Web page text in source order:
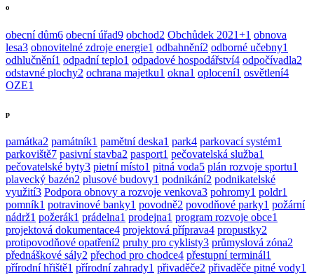
o
obecní dům6 obecní úřad9 obchod2 Obchůdek 2021+1 obnova
lesa3 obnovitelné zdroje energie1 odbahnění2 odborné učebny1
odhlučnění1 odpadní teplo1 odpadové hospodářství4 odpočívadla2
odstavné plochy2 ochrana majetku1 okna1 oplocení1 osvětlení4
OZE1
p
památka2 památník1 pamětní deska1 park4 parkovací systém1
parkoviště7 pasivní stavba2 pasport1 pečovatelská služba1
pečovatelské byty3 pietní místo1 pitná voda5 plán rozvoje sportu1
plavecký bazén2 plusové budovy1 podnikání2 podnikatelské
využití3 Podpora obnovy a rozvoje venkova3 pohromy1 poldr1
pomník1 potravinové banky1 povodně2 povodňové parky1 požární
nádrž1 požerák1 prádelna1 prodejna1 program rozvoje obce1
projektová dokumentace4 projektová příprava4 propustky2
protipovodňové opatření2 pruhy pro cyklisty3 průmyslová zóna2
přednáškové sály2 přechod pro chodce4 přestupní terminál1
přírodní hřiště1 přírodní zahrady1 přivaděče2 přivaděče pitné vody1